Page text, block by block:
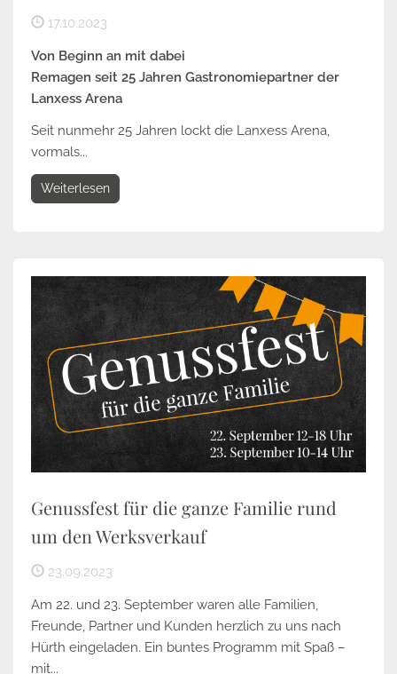
17.10.2023
Von Beginn an mit dabei
Remagen seit 25 Jahren Gastronomiepartner der
Lanxess Arena
Seit nunmehr 25 Jahren lockt die Lanxess Arena,
vormals...
Weiterlesen
Genussfest für die ganze Familie rund
um den Werksverkauf
23.09.2023
Am 22. und 23. September waren alle Familien,
Freunde, Partner und Kunden herzlich zu uns nach
Hürth eingeladen. Ein buntes Programm mit Spaß –
mit...